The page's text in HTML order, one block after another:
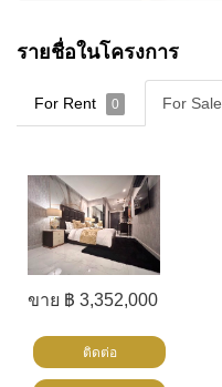
รายชื่อในโครงการ
For Rent 0 For Sale
ขาย ฿ 3,352,000
ติดต่อ